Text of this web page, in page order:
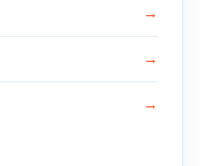
→
→
→